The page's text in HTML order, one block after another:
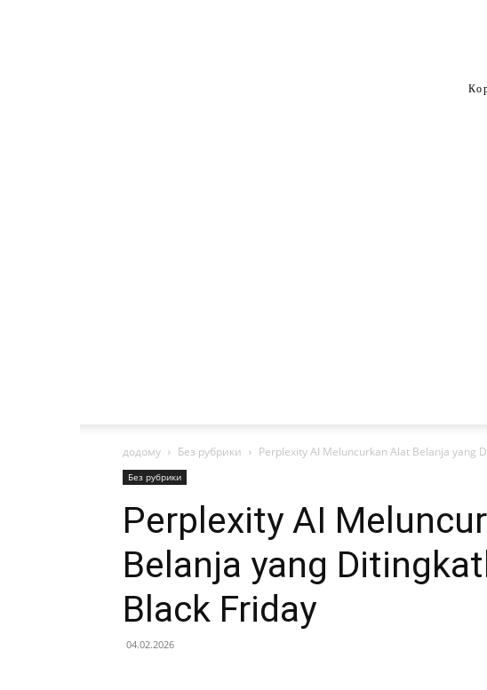
додому Без рубрики Perplexity AI Meluncurkan Alat Belanja yang
Без рубрики
Perplexity AI
Belanja yang
Black Friday
04.02.2026